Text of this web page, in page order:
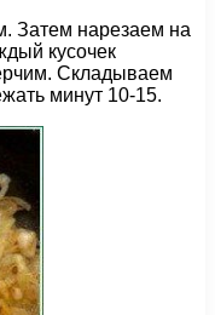
Затем нарезаем на
кусочек
Складываем
минут 10-15.